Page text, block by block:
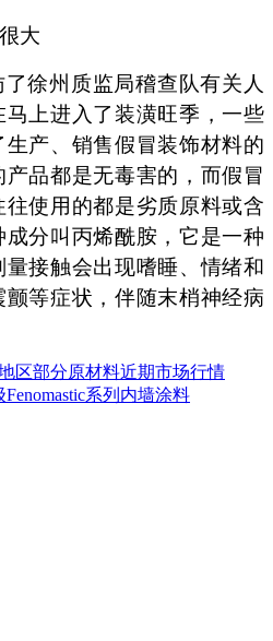
大
徐州质监局稽查队有关人
上进入了装潢旺季，一些
产、销售假冒装饰材料的
品都是无毒害的，而假冒
使用的都是劣质原料或含
分叫丙烯酰胺，它是一种
接触会出现嗜睡、情绪和
等症状，伴随末梢神经病
区部分原材料近期市场行情
系列内墙涂料